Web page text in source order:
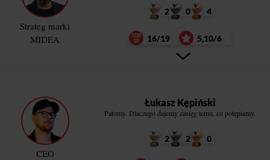
Strateg marki
MIDEA
2 0 4
16/19 5,10/6
CEO
Łukasz Kępiński
Patomy. Dlaczego dajemy zasięg temu, co potępiamy.
2 2 0